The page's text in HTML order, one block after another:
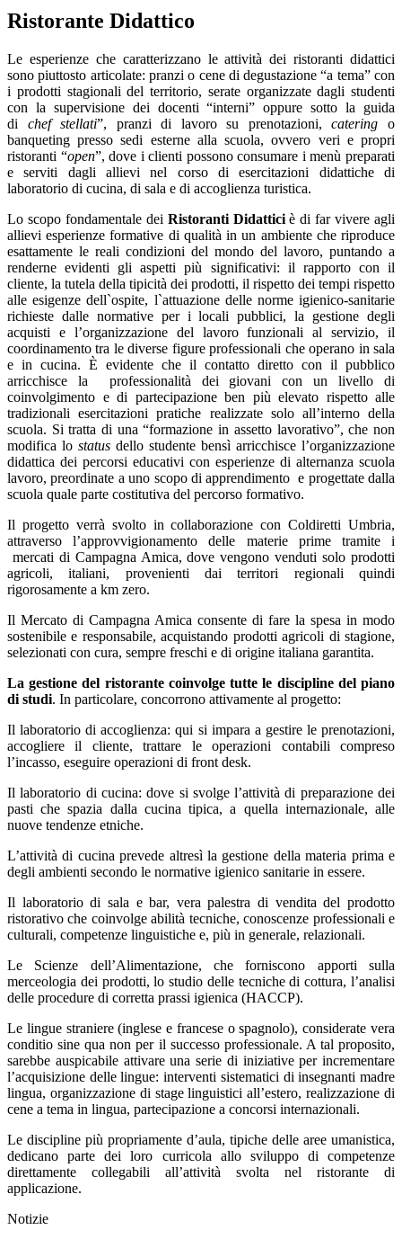
Ristorante Didattico
Le esperienze che caratterizzano le attività dei ristoranti didattici
sono piuttosto articolate: pranzi o cene di degustazione “a tema” con
i prodotti stagionali del territorio, serate organizzate dagli studenti
con la supervisione dei docenti “interni” oppure sotto la guida
di chef stellati”, pranzi di lavoro su prenotazioni,cateringo
banqueting presso sedi esterne alla scuola, ovvero veri e propri
ristoranti “open”, dove i clienti possono consumare i menù preparati
e serviti dagli allievi nel corso di esercitazioni didattiche di
laboratorio di cucina, di sala e di accoglienza turistica.
Lo scopo fondamentale dei Ristoranti Didatticiè di far vivere agli
allievi esperienze formative di qualità in un ambiente che riproduce
esattamente le reali condizioni del mondo del lavoro, puntando a
renderne evidenti gli aspetti più significativi: il rapporto con il
cliente, la tutela della tipicità dei prodotti, il rispetto dei tempi rispetto
alle esigenze dell`ospite, l`attuazione delle norme igienico-sanitarie
richieste dalle normative per i locali pubblici, la gestione degli
acquisti e l’organizzazione del lavoro funzionali al servizio, il
coordinamento tra le diverse figure professionali che operano in sala
e in cucina. È evidente che il contatto diretto con il pubblico
arricchisce la professionalità dei giovani con un livello di
coinvolgimento e di partecipazione ben più elevato rispetto alle
tradizionali esercitazioni pratiche realizzate solo all’interno della
scuola. Si tratta di una “formazione in assetto lavorativo”, che non
modifica lo status dello studente bensì arricchisce l’organizzazione
didattica dei percorsi educativi con esperienze di alternanza scuola
lavoro, preordinate a uno scopo di apprendimento e progettate dalla
scuola quale parte costitutiva del percorso formativo.
Il progetto verrà svolto in collaborazione con Coldiretti Umbria,
attraverso l’approvvigionamento delle materie prime tramite i
mercati di Campagna Amica, dove vengono venduti solo prodotti
agricoli, italiani, provenienti dai territori regionali quindi
rigorosamente a km zero.
Il Mercato di Campagna Amica consente di fare la spesa in modo
sostenibile e responsabile, acquistando prodotti agricoli di stagione,
selezionati con cura, sempre freschi e di origine italiana garantita.
La gestione del ristorante coinvolge tutte le discipline del piano
di studi. In particolare, concorrono attivamente al progetto:
Il laboratorio di accoglienza: qui si impara a gestire le prenotazioni,
accogliere il cliente, trattare le operazioni contabili compreso
l’incasso, eseguire operazioni di front desk.
Il laboratorio di cucina: dove si svolge l’attività di preparazione dei
pasti che spazia dalla cucina tipica, a quella internazionale, alle
nuove tendenze etniche.
L’attività di cucina prevede altresì la gestione della materia prima e
degli ambienti secondo le normative igienico sanitarie in essere.
Il laboratorio di sala e bar, vera palestra di vendita del prodotto
ristorativo che coinvolge abilità tecniche, conoscenze professionali e
culturali, competenze linguistiche e, più in generale, relazionali.
Le Scienze dell’Alimentazione, che forniscono apporti sulla
merceologia dei prodotti, lo studio delle tecniche di cottura, l’analisi
delle procedure di corretta prassi igienica (HACCP).
Le lingue straniere (inglese e francese o spagnolo), considerate vera
conditio sine qua non per il successo professionale. A tal proposito,
sarebbe auspicabile attivare una serie di iniziative per incrementare
l’acquisizione delle lingue: interventi sistematici di insegnanti madre
lingua, organizzazione di stage linguistici all’estero, realizzazione di
cene a tema in lingua, partecipazione a concorsi internazionali.
Le discipline più propriamente d’aula, tipiche delle aree umanistica,
dedicano parte dei loro curricola allo sviluppo di competenze
direttamente collegabili all’attività svolta nel ristorante di
applicazione.
Notizie